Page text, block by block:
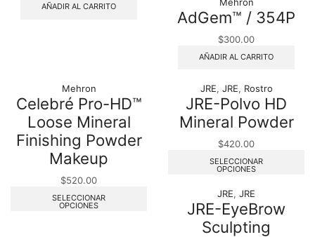
AÑADIR AL CARRITO
AdGem™ / 354P
$300.00
AÑADIR AL CARRITO
Mehron
Celebré Pro-HD™
Loose Mineral
Finishing Powder
Makeup
$520.00
SELECCIONAR
OPCIONES
JRE, JRE, Rostro
JRE-Polvo HD
Mineral Powder
$420.00
SELECCIONAR
OPCIONES
JRE, JRE
JRE-EyeBrow
Sculpting